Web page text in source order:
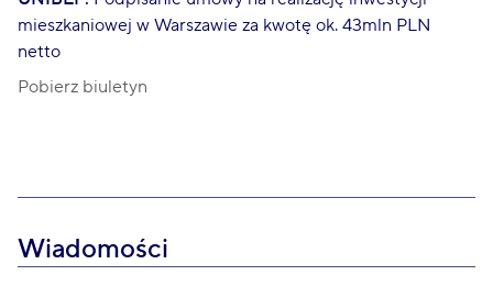
mieszkaniowej w Warszawie za kwotę ok. 43mln PLN
netto
Pobierz biuletyn
Wiadomości